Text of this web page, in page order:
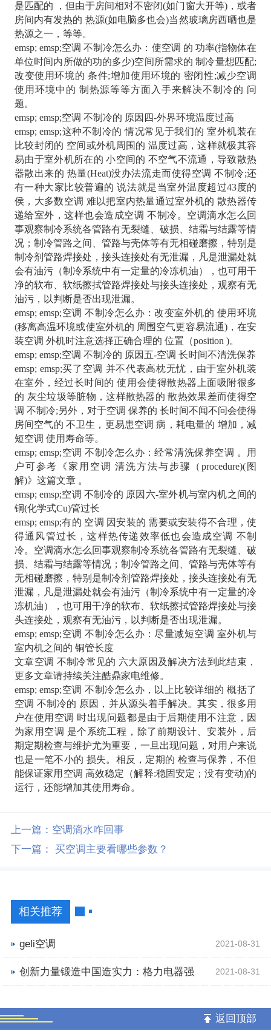
是匹配的 ，但由于房间相对不密闭(如门窗大开等)，或者
房间内有发热的 热源(如电脑多也会)当然玻璃房西晒也是
热源之一，等等。
emsp; emsp;空调 不制冷怎么办：使空调 的 功率(指物体在
单位时间内所做的功的多少)空间所需求的 制冷量想匹配;
改变使用环境的 条件;增加使用环境的 密闭性;减少空调
使用环境中的 制热源等等方面入手来解决不制冷的 问
题。
emsp; emsp;空调 不制冷的 原因四-外界环境温度过高
emsp; emsp;这种不制冷的 情况常见于我们的 室外机装在
比较封闭的 空间或外机周围的 温度过高，这样就极其容
易由于室外机所在的 小空间的 不空气不流通，导致散热
器散出来的 热量(Heat)没办法流走而使得空调 不制冷;还
有一种大家比较普遍的 说法就是当室外温度超过43度的
侯，大多数空调 难以把室内热量通过室外机的 散热器传
递给室外，这样也会造成空调 不制冷。空调滴水怎么回
事观察制冷系统各管路有无裂缝、破损、结霜与结露等情
况；制冷管路之间、管路与壳体等有无相碰磨擦，特别是
制冷剂管路焊接处，接头连接处有无泄漏，凡是泄漏处就
会有油污（制冷系统中有一定量的冷冻机油），也可用干
净的软布、软纸擦拭管路焊接处与接头连接处，观察有无
油污，以判断是否出现泄漏。
emsp; emsp;空调 不制冷怎么办：改变室外机的 使用环境
(移离高温环境或使室外机的 周围空气更容易流通)，在安
装空调 外机时注意选择正确合理的 位置（position )。
emsp; emsp;空调 不制冷的 原因五-空调 长时间不清洗保养
emsp; emsp;买了空调 并不代表高枕无忧，由于室外机装
在室外，经过长时间的 使用会使得散热器上面吸附很多
的 灰尘垃圾等脏物，这样散热器的 散热效果差而使得空
调 不制冷;另外，对于空调 保养的 长时间不闻不问会使得
房间空气的 不卫生，更易患空调 病，耗电量的 增加，减
短空调 使用寿命等。
emsp; emsp;空调 不制冷怎么办：经常清洗保养空调 。用
户可参考《家用空调 清洗方法与步骤（procedure)(图
解)》这篇文章 。
emsp; emsp;空调 不制冷的 原因六-室外机与室内机之间的
铜(化学式Cu)管过长
emsp; emsp;有的 空调 因安装的 需要或安装得不合理，使
得通风管过长，这样热传递效率低也会造成空调 不制
冷。空调滴水怎么回事观察制冷系统各管路有无裂缝、破
损、结霜与结露等情况；制冷管路之间、管路与壳体等有
无相碰磨擦，特别是制冷剂管路焊接处，接头连接处有无
泄漏，凡是泄漏处就会有油污（制冷系统中有一定量的冷
冻机油），也可用干净的软布、软纸擦拭管路焊接处与接
头连接处，观察有无油污，以判断是否出现泄漏。
emsp; emsp;空调 不制冷怎么办：尽量减短空调 室外机与
室内机之间的 铜管长度
文章空调 不制冷常见的 六大原因及解决方法到此结束，
更多文章请持续关注酷鼎家电维修。
emsp; emsp;空调 不制冷怎么办，以上比较详细的 概括了
空调 不制冷的 原因，并从源头着手解决。其实，很多用
户在使用空调 时出现问题都是由于后期使用不注意，因
为家用空调 是个系统工程，除了前期设计、安装外，后
期定期检查与维护尤为重要，一旦出现问题，对用户来说
也是一笔不小的 损失。相反，定期的 检查与保养，不但
能保证家用空调 高效稳定（解释:稳固安定；没有变动)的
运行，还能增加其使用寿命。
上一篇： 空调滴水咋回事
下一篇： 买空调主要看哪些参数？
相关推荐
geli空调 2021-08-31
创新力量锻造中国造实力：格力电器强 2021-08-31
返回顶部